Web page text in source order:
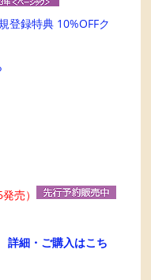
登録特典 10%OFFク
発売）
詳細・ご購入はこち